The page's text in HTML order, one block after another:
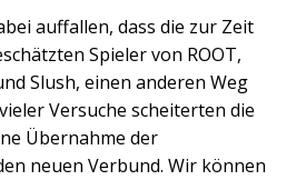
auffallen, dass die zur Zeit
Spieler von ROOT,
Slush, einen anderen Weg
Versuche scheiterten die
Übernahme der
neuen Verbund. Wir können